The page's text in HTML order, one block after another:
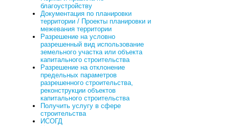
благоустройству
Документация по планировки
территории / Проекты планировки и
межевания территории
Разрешение на условно
разрешенный вид использование
земельного участка или объекта
капитального строительства
Разрешение на отклонение
предельных параметров
разрешенного строительства,
реконструкции объектов
капитального строительства
Получить услугу в сфере
строительства
ИСОГД